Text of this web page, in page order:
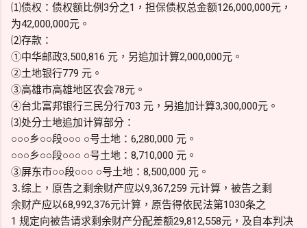
⑴债权：债权额比例3分之1，担保债权总金额126,000,000元，
为42,000,000元。
⑵存款：
①中华邮政3,500,816 元，另追加计算2,000,000元。
②土地银行779 元。
③高雄市高雄地区农会78元。
④台北富邦银行三民分行703 元，另追加计算3,300,000元。
⑶处分土地追加计算部分：
○○○乡○○段○○○ ○号土地：6,280,000 元。
○○○乡○○段○○○ ○号土地：8,710,000 元。
③屏东市○○段○○○ ○号土地：8,500,000 元。
⒊综上，原告之剩余财产应以9,367,259 元计算，被告之剩
余财产应以68,992,376元计算，原告得依民法第1030条之
1 规定向被告请求剩余财产分配差额29,812,558元，及自本判决